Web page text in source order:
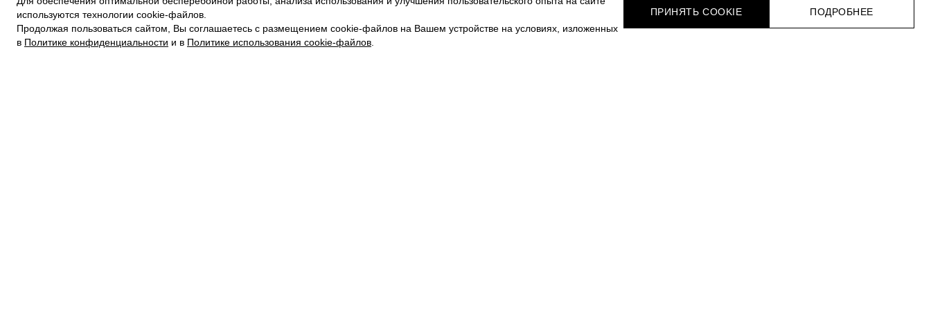
используются технологии cookie-файлов.
Продолжая пользоваться сайтом, Вы соглашаетесь с размещением cookie-файлов на Вашем устройстве на условиях, изложенных
в Политике конфиденциальности и в Политике использования cookie-файлов
ПРИНЯТЬ COOKIE ПОДРОБНЕЕ
ПОЛИТИКА КОНФИДЕНЦИАЛЬНОСТИ
ПОЛИТИКА COOKIE
УСЛОВИЯ ПОКУПКИ
КАРЬЕРА
ТЕЛЕГРАМ